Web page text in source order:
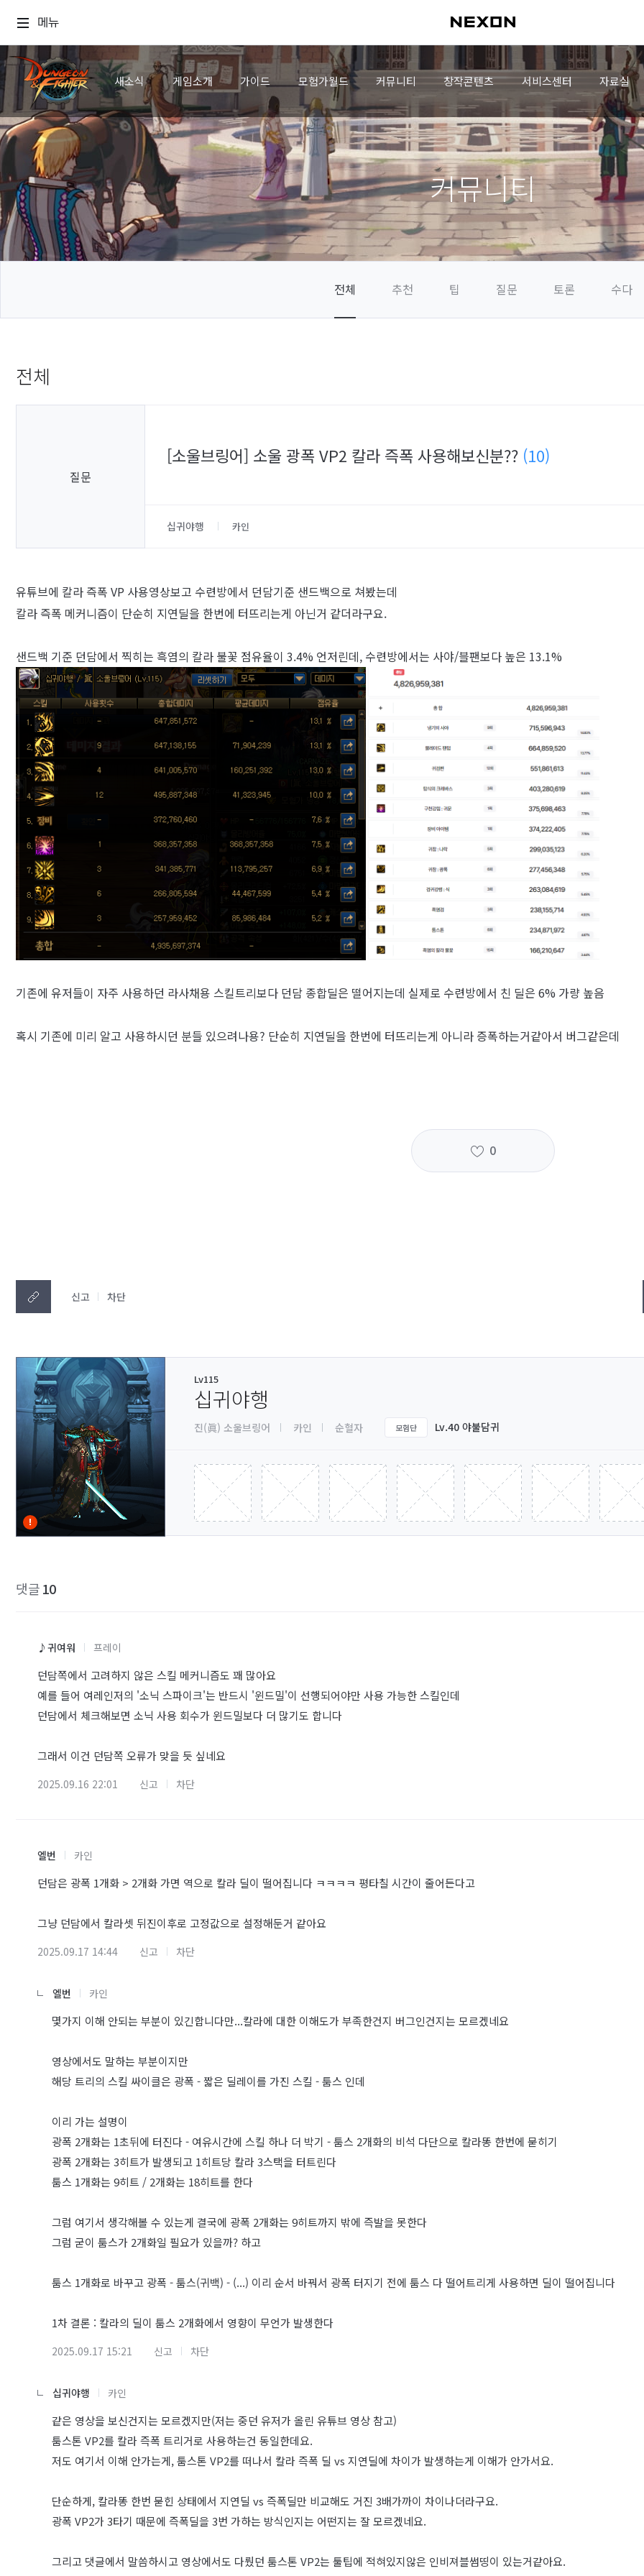
메뉴
새소식 게임소개 가이드 모험가월드 커뮤니티 창작콘텐츠 서비스센터 자료실
커뮤니티
전체 추천 팁 질문 토론 수다
전체
질문
[소울브링어] 소울 광폭 VP2 칼라 즉폭 사용해보신분?? (10)
십귀야행 카인
유튜브에 칼라 즉폭 VP 사용영상보고 수련방에서 던담기준 샌드백으로 쳐봤는데
칼라 즉폭 메커니즘이 단순히 지연딜을 한번에 터뜨리는게 아닌거 같더라구요.
샌드백 기준 던담에서 찍히는 흑염의 칼라 불꽃 점유율이 3.4% 언저린데, 수련방에서는 사야/블팬보다 높은 13.1%
기존에 유저들이 자주 사용하던 라사채용 스킬트리보다 던담 종합딜은 떨어지는데 실제로 수련방에서 친 딜은 6% 가량 높음
혹시 기존에 미리 알고 사용하시던 분들 있으려나용? 단순히 지연딜을 한번에 터뜨리는게 아니라 증폭하는거같아서 버그같은데
0
신고 차단
Lv115
십귀야행
진(眞) 소울브링어 카인 순혈자 모험단 Lv.40 야불담귀
댓글10
♪귀여워 프레이
던담쪽에서 고려하지 않은 스킬 메커니즘도 꽤 많아요
예를 들어 여레인저의 '소닉 스파이크'는 반드시 '윈드밀'이 선행되어야만 사용 가능한 스킬인데
던담에서 체크해보면 소닉 사용 회수가 윈드밀보다 더 많기도 합니다
그래서 이건 던담쪽 오류가 맞을 듯 싶네요
2025.09.16 22:01 신고 차단
엘번 카인
던담은 광폭 1개화 > 2개화 가면 역으로 칼라 딜이 떨어집니다 ㅋㅋㅋㅋ 평타칠 시간이 줄어든다고
그냥 던담에서 칼라셋 뒤진이후로 고정값으로 설정해둔거 같아요
2025.09.17 14:44 신고 차단
엘번 카인
몇가지 이해 안되는 부분이 있긴합니다만...칼라에 대한 이해도가 부족한건지 버그인건지는 모르겠네요
영상에서도 말하는 부분이지만
해당 트리의 스킬 싸이클은 광폭 - 짧은 딜레이를 가진 스킬 - 툼스 인데
이리 가는 설명이
광폭 2개화는 1초뒤에 터진다 - 여유시간에 스킬 하나 더 박기 - 툼스 2개화의 비석 다단으로 칼라똥 한번에 묻히기
광폭 2개화는 3히트가 발생되고 1히트당 칼라 3스택을 터트린다
툼스 1개화는 9히트 / 2개화는 18히트를 한다
그럼 여기서 생각해볼 수 있는게 결국에 광폭 2개화는 9히트까지 밖에 즉발을 못한다
그럼 굳이 툼스가 2개화일 필요가 있을까? 하고
툼스 1개화로 바꾸고 광폭 - 툼스(귀백) - (...) 이리 순서 바꿔서 광폭 터지기 전에 툼스 다 떨어트리게 사용하면 딜이 떨어집니다
1차 결론 : 칼라의 딜이 툼스 2개화에서 영향이 무언가 발생한다
2025.09.17 15:21 신고 차단
십귀야행 카인
같은 영상을 보신건지는 모르겠지만(저는 중던 유저가 올린 유튜브 영상 참고)
툼스톤 VP2를 칼라 즉폭 트리거로 사용하는건 동일한데요.
저도 여기서 이해 안가는게, 툼스톤 VP2를 떠나서 칼라 즉폭 딜 vs 지연딜에 차이가 발생하는게 이해가 안가서요.
단순하게, 칼라똥 한번 묻힌 상태에서 지연딜 vs 즉폭딜만 비교해도 거진 3배가까이 차이나더라구요.
광폭 VP2가 3타기 때문에 즉폭딜을 3번 가하는 방식인지는 어떤지는 잘 모르겠네요.
그리고 댓글에서 말씀하시고 영상에서도 다뤘던 툼스톤 VP2는 툴팁에 적혀있지않은 인비져블썸띵이 있는거같아요.